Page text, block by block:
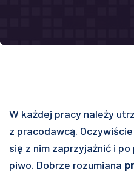
W każdej pracy należy
z pracodawcą.
się z nim zaprzyjaźnić i
piwo. Dobrze rozumiana